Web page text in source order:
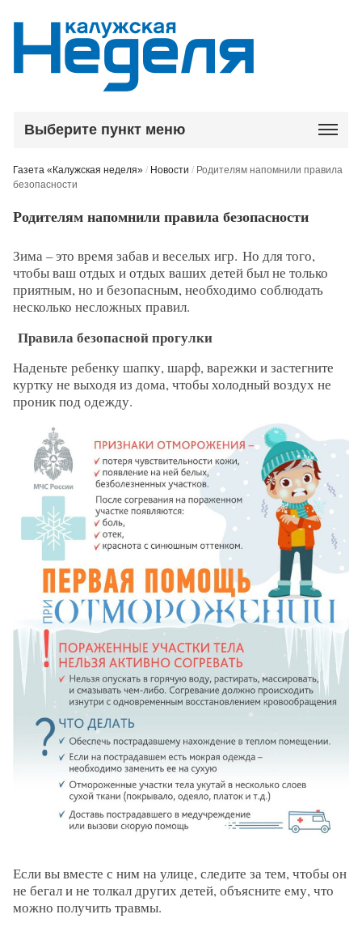
Выберите пункт меню
Газета «Калужская неделя» / Новости / Родителям напомнили правила
безопасности
Родителям напомнили правила безопасности
Зима – это время забав и веселых игр. Но для того,
чтобы ваш отдых и отдых ваших детей был не только
приятным, но и безопасным, необходимо соблюдать
несколько несложных правил.
Правила безопасной прогулки
Наденьте ребенку шапку, шарф, варежки и застегните
куртку не выходя из дома, чтобы холодный воздух не
проник под одежду.
Если вы вместе с ним на улице, следите за тем, чтобы он
не бегал и не толкал других детей, объясните ему, что
можно получить травмы.